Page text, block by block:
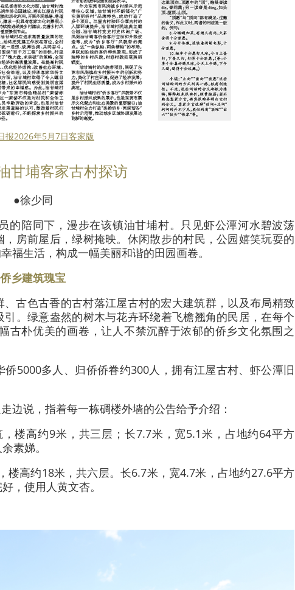
报2026年5月7日客家版
甘埔客家古村探访
●徐少同
的陪同下，漫步在该镇油甘埔村。只见虾公潭河水碧波荡
房前屋后，绿树掩映。休闲散步的村民，公园嬉笑玩耍的
福生活，构成一幅美丽和谐的田园画卷。
侨乡建筑瑰宝
古色古香的古村落江屋古村的宏大建筑群，以及布局精致
。绿意盎然的树木与花卉环绕着飞檐翘角的民居，在每个
朴优美的画卷，让人不禁沉醉于浓郁的侨乡文化氛围之
5000多人、归侨侨眷约300人，拥有江屋古村、虾公潭旧
边说，指着每一栋碉楼外墙的公告给予介绍：
楼高约9米，共三层；长7.7米，宽5.1米，占地约64平方
素娣。
楼高约18米，共六层。长6.7米，宽4.7米，占地约27.6平方
，使用人黄文杏。